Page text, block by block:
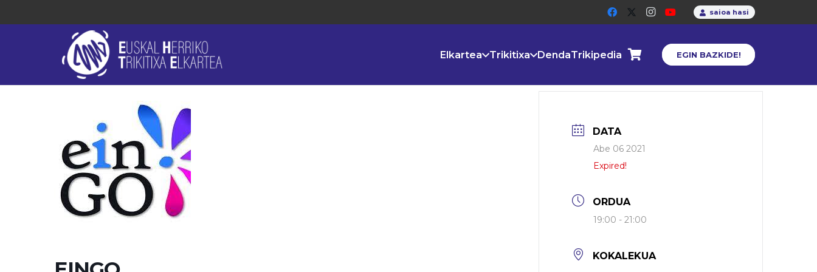
saioa hasi
Elkartea Trikitixa DendaTrikipedia EGIN BAZKIDE!
DATA
Abe 06 2021
Expired!
ORDUA
19:00 - 21:00
KOKALEKUA